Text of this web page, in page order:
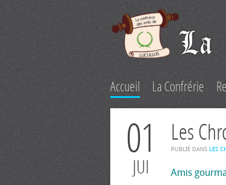
Accueil La Confrérie
01
JUI
Les
PUBLIÉ DANS LES
Amis